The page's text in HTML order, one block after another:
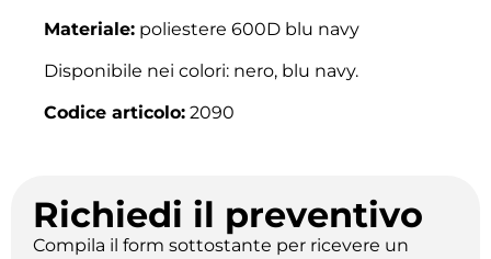
Materiale: poliestere 600D blu navy
Disponibile nei colori: nero, blu navy.
Codice articolo: 2090
Richiedi il preventivo
Compila il form sottostante per ricevere un